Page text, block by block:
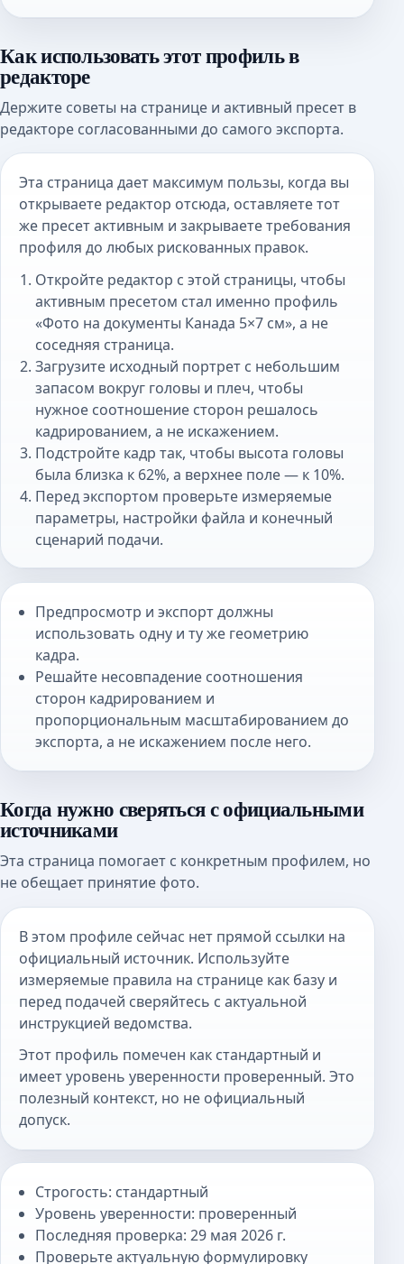
Как использовать этот профиль в
редакторе
Держите советы на странице и активный пресет в
редакторе согласованными до самого экспорта.
Эта страница дает максимум пользы, когда вы
открываете редактор отсюда, оставляете тот
же пресет активным и закрываете требования
профиля до любых рискованных правок.
Откройте редактор с этой страницы, чтобы
активным пресетом стал именно профиль
«Фото на документы Канада 5×7 см», а не
соседняя страница.
Загрузите исходный портрет с небольшим
запасом вокруг головы и плеч, чтобы
нужное соотношение сторон решалось
кадрированием, а не искажением.
Подстройте кадр так, чтобы высота головы
была близка к 62%, а верхнее поле — к 10%.
Перед экспортом проверьте измеряемые
параметры, настройки файла и конечный
сценарий подачи.
Предпросмотр и экспорт должны
использовать одну и ту же геометрию
кадра.
Решайте несовпадение соотношения
сторон кадрированием и
пропорциональным масштабированием до
экспорта, а не искажением после него.
Когда нужно сверяться с официальными
источниками
Эта страница помогает с конкретным профилем, но
не обещает принятие фото.
В этом профиле сейчас нет прямой ссылки на
официальный источник. Используйте
измеряемые правила на странице как базу и
перед подачей сверяйтесь с актуальной
инструкцией ведомства.
Этот профиль помечен как стандартный и
имеет уровень уверенности проверенный. Это
полезный контекст, но не официальный
допуск.
Строгость: стандартный
Уровень уверенности: проверенный
Последняя проверка: 29 мая 2026 г.
Проверьте актуальную формулировку